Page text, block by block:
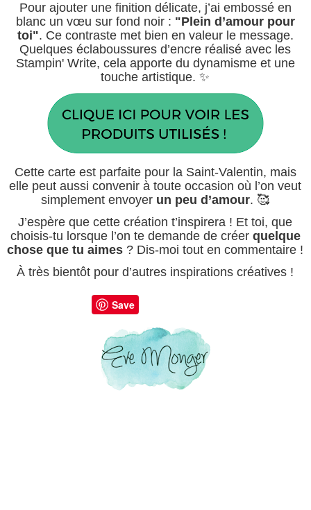
Pour ajouter une finition délicate, j’ai embossé en
blanc un vœu sur fond noir : "Plein d’amour pour
toi". Ce contraste met bien en valeur le message.
Quelques éclaboussures d’encre réalisé avec les
Stampin' Write, cela apporte du dynamisme et une
touche artistique. ✨
Cette carte est parfaite pour la Saint-Valentin, mais
elle peut aussi convenir à toute occasion où l’on veut
simplement envoyer un peu d’amour. 🥰
J’espère que cette création t’inspirera ! Et toi, que
choisis-tu lorsque l’on te demande de créer quelque
chose que tu aimes ? Dis-moi tout en commentaire !
À très bientôt pour d’autres inspirations créatives !
Save